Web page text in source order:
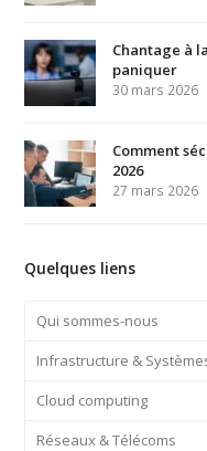
Chantage à
paniquer
30 mars 2026
Comment
2026
27 mars 2026
Quelques liens
Qui sommes-nous
Infrastructure &
Cloud computing
Réseaux & Télécoms